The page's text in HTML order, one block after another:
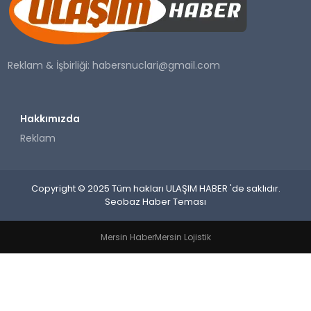
SAĞLIK
YAŞAM
Reklam & İşbirliği:habersnuclari@gmail.com
Hakkımızda
Reklam
Copyright © 2025 Tüm hakları ULAŞIM HABER 'de saklıdır.
Seobaz Haber Teması
Mersin HaberMersin Lojistik